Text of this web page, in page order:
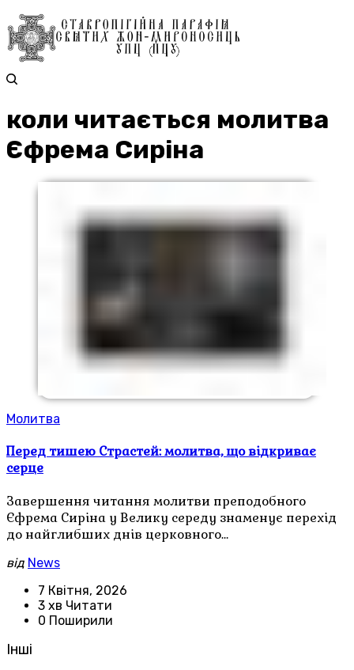
коли читається молитва
Єфрема Сиріна
Молитва
Перед тишею Страстей: молитва, що відкриває
серце
Завершення читання молитви преподобного
Єфрема Сиріна у Велику середу знаменує перехід
до найглибших днів церковного…
від News
7 Квітня, 2026
3 хв Читати
0 Поширили
Інші